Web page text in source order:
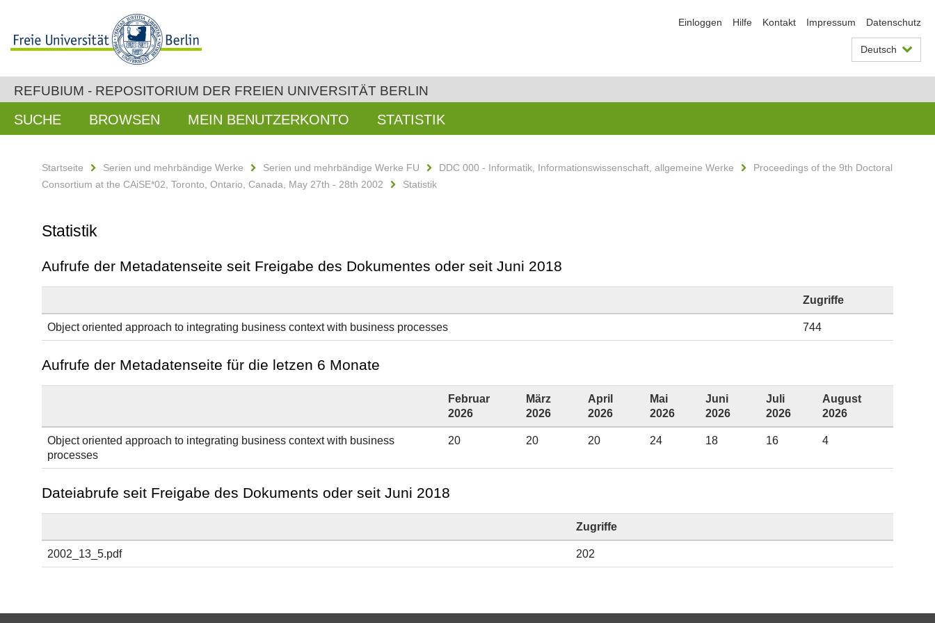
Einloggen Hilfe Kontakt Impressum Datenschutz
Deutsch
REFUBIUM - REPOSITORIUM DER FREIEN UNIVERSITÄT BERLIN
SUCHE BROWSEN MEIN BENUTZERKONTO STATISTIK
Startseite Serien und mehrbändige Werke Serien und mehrbändige Werke FU DDC 000 - Informatik, Informationswissenschaft, allgemeine Werke
Proceedings of the 9th Doctoral
Consortium at the CAiSE*02, Toronto, Ontario, Canada, May 27th - 28th 2002
Statistik
Statistik
Aufrufe der Metadatenseite seit Freigabe des Dokumentes oder seit Juni 2018
Zugriffe
Object oriented approach to integrating business context with business processes 744
Aufrufe der Metadatenseite für die letzen 6 Monate
Februar
2026
März
2026
April
2026
Mai
2026
Juni
2026
Juli
2026
August
2026
Object oriented approach to integrating business context with business
processes
20 20 20 24 18 16 4
Dateiabrufe seit Freigabe des Dokuments oder seit Juni 2018
Zugriffe
2002_13_5.pdf 202